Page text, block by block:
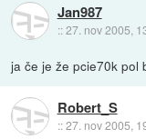
Jan987
::27. nov 2005,
ja če je že pcie70k pol
Robert_S
::27. nov 2005,